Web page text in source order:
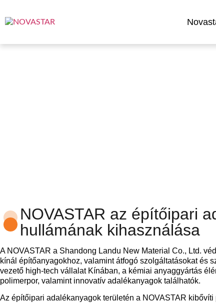
NOVASTAR az építőipari
hullámának kihasználása
A NOVASTAR a Shandong Landu New Material Co., Ltd.
kínál építőanyagokhoz, valamint átfogó szolgáltatásokat és
vezető high-tech vállalat Kínában, a kémiai anyaggyártás
polimerpor, valamint innovatív adalékanyagok találhatók.
Az építőipari adalékanyagok területén a NOVASTAR